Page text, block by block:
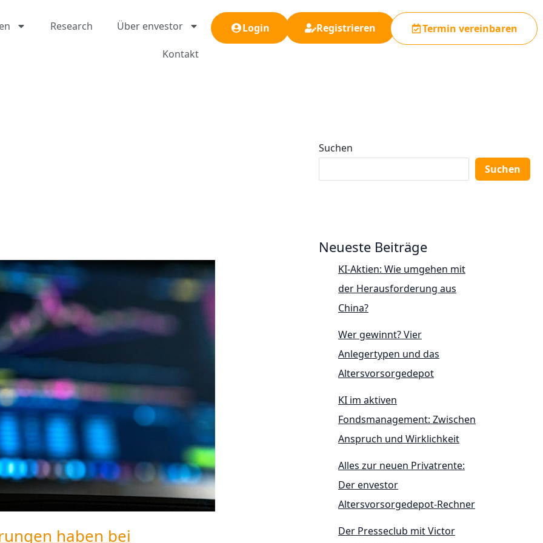
Research Über envestor
Kontakt
Login Registrieren Termin vereinbaren
haben bei
Suchen
Suchen
Neueste Beiträge
KI-Aktien: Wie umgehen mit
der Herausforderung aus
China?
Wer gewinnt? Vier
Anlegertypen und das
Altersvorsorgedepot
KI im aktiven
Fondsmanagement: Zwischen
Anspruch und Wirklichkeit
Alles zur neuen Privatrente:
Der envestor
Altersvorsorgedepot-Rechner
Der Presseclub mit Victor